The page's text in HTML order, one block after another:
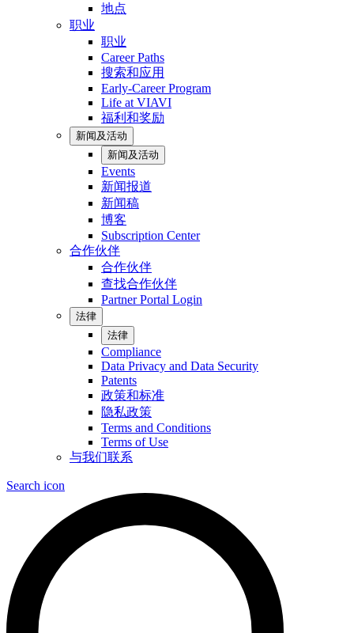
地点
职业
职业
Career Paths
搜索和应用
Early-Career Program
Life at VIAVI
福利和奖励
新闻及活动
新闻及活动
Events
新闻报道
新闻稿
博客
Subscription Center
合作伙伴
合作伙伴
查找合作伙伴
Partner Portal Login
法律
法律
Compliance
Data Privacy and Data Security
Patents
政策和标准
隐私政策
Terms and Conditions
Terms of Use
与我们联系
Search icon